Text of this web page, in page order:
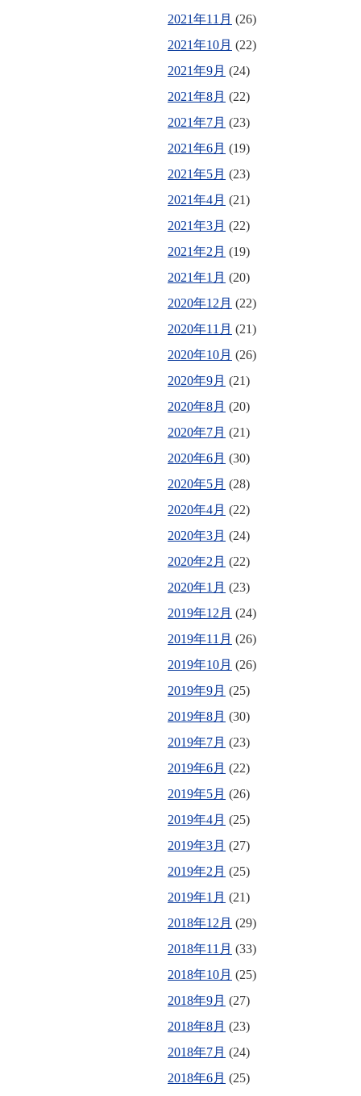
2021年11月 (26)
2021年10月 (22)
2021年9月 (24)
2021年8月 (22)
2021年7月 (23)
2021年6月 (19)
2021年5月 (23)
2021年4月 (21)
2021年3月 (22)
2021年2月 (19)
2021年1月 (20)
2020年12月 (22)
2020年11月 (21)
2020年10月 (26)
2020年9月 (21)
2020年8月 (20)
2020年7月 (21)
2020年6月 (30)
2020年5月 (28)
2020年4月 (22)
2020年3月 (24)
2020年2月 (22)
2020年1月 (23)
2019年12月 (24)
2019年11月 (26)
2019年10月 (26)
2019年9月 (25)
2019年8月 (30)
2019年7月 (23)
2019年6月 (22)
2019年5月 (26)
2019年4月 (25)
2019年3月 (27)
2019年2月 (25)
2019年1月 (21)
2018年12月 (29)
2018年11月 (33)
2018年10月 (25)
2018年9月 (27)
2018年8月 (23)
2018年7月 (24)
2018年6月 (25)